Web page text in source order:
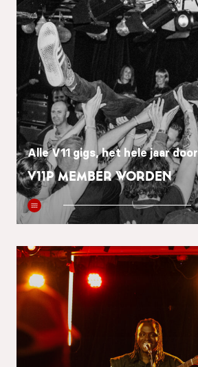
Over Ons
Blog
EN
Sign up for our newsletter
Alle V11 gigs, het hele jaar door
V11P Member worden